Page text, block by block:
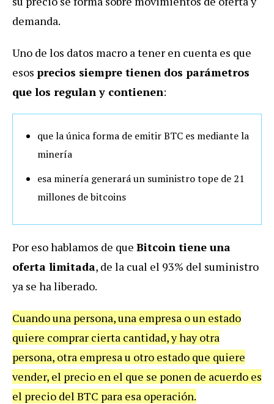
demanda.
Uno de los datos macro a tener en cuenta es que
esos precios siempre tienen dos parámetros
que los regulan y contienen:
que la única forma de emitir BTC es mediante la
minería
esa minería generará un suministro tope de 21
millones de bitcoins
Por eso hablamos de que Bitcoin tiene una
oferta limitada, de la cual el 93% del suministro
ya se ha liberado.
Cuando una persona, una empresa o un estado
quiere comprar cierta cantidad, y hay otra
persona, otra empresa u otro estado que quiere
vender, el precio en el que se ponen de acuerdo es
el precio del BTC para esa operación.